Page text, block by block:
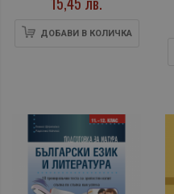
(Клет)
ДОБАВИ В КОЛИЧКА